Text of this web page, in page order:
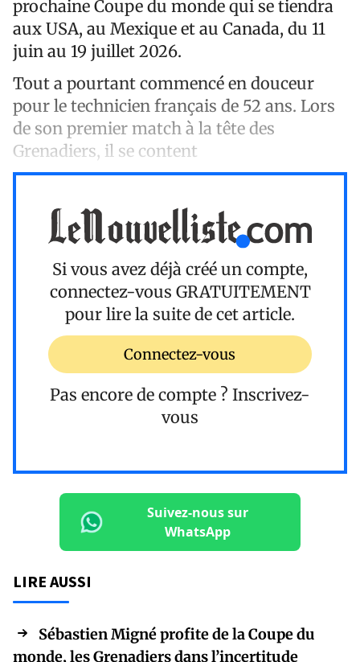
prochaine Coupe du monde qui se tiendra
aux USA, au Mexique et au Canada, du 11
juin au 19 juillet 2026.
Tout a pourtant commencé en douceur
pour le technicien français de 52 ans. Lors
de son premier match à la tête des
Grenadiers, il se content
Si vous avez déjà créé un compte,
connectez-vous GRATUITEMENT
pour lire la suite de cet article.
Connectez-vous
Pas encore de compte ? Inscrivez-
vous
Suivez-nous sur
WhatsApp
LIRE AUSSI
Sébastien Migné profite de la Coupe du
monde, les Grenadiers dans l’incertitude